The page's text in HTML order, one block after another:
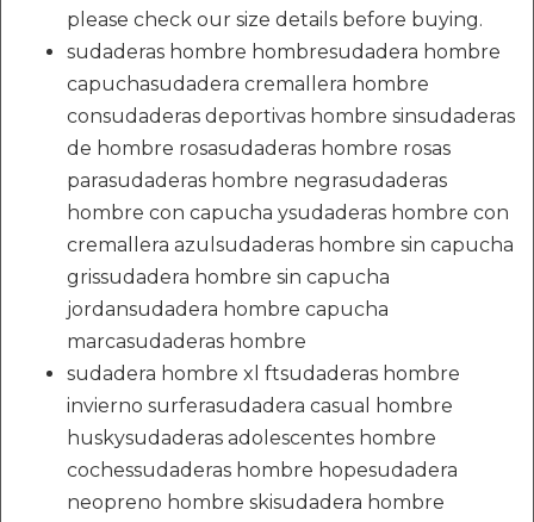
please check our size details before buying.
sudaderas hombre hombresudadera hombre
capuchasudadera cremallera hombre
consudaderas deportivas hombre sinsudaderas
de hombre rosasudaderas hombre rosas
parasudaderas hombre negrasudaderas
hombre con capucha ysudaderas hombre con
cremallera azulsudaderas hombre sin capucha
grissudadera hombre sin capucha
jordansudadera hombre capucha
marcasudaderas hombre
sudadera hombre xl ftsudaderas hombre
invierno surferasudadera casual hombre
huskysudaderas adolescentes hombre
cochessudaderas hombre hopesudadera
neopreno hombre skisudadera hombre